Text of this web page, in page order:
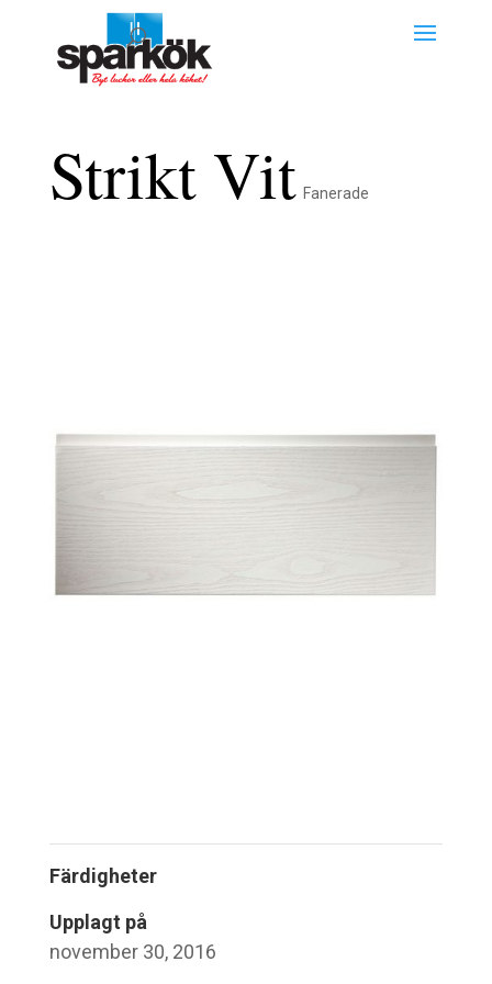
Strikt Vit Fanerade
Färdigheter
Upplagt på
november 30, 2016